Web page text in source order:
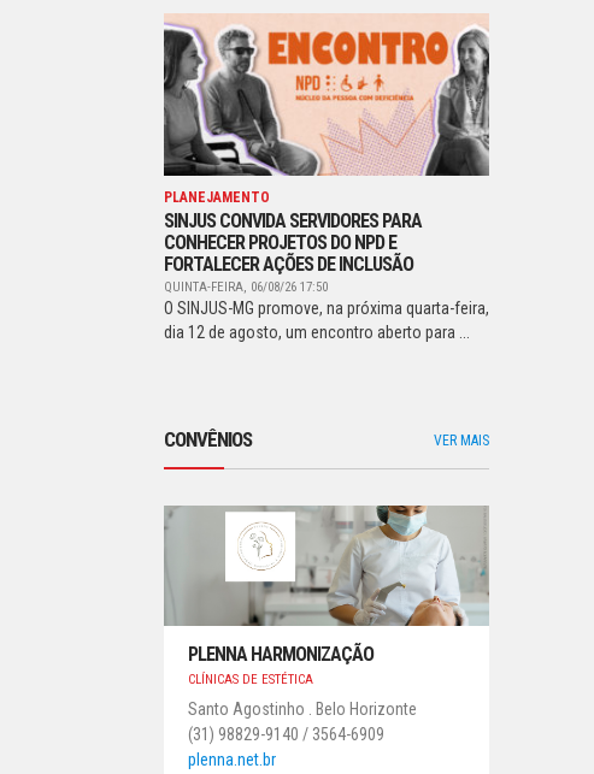
PLANEJAMENTO
SINJUS CONVIDA SERVIDORES PARA
CONHECER PROJETOS DO NPD E
FORTALECER AÇÕES DE INCLUSÃO
QUINTA-FEIRA, 06/08/26 17:50
O SINJUS-MG promove, na próxima quarta-feira,
dia 12 de agosto, um encontro aberto para ...
CONVÊNIOS VER MAIS
PLENNA HARMONIZAÇÃO
CLÍNICAS DE ESTÉTICA
Santo Agostinho . Belo Horizonte
(31) 98829-9140 / 3564-6909
plenna.net.br